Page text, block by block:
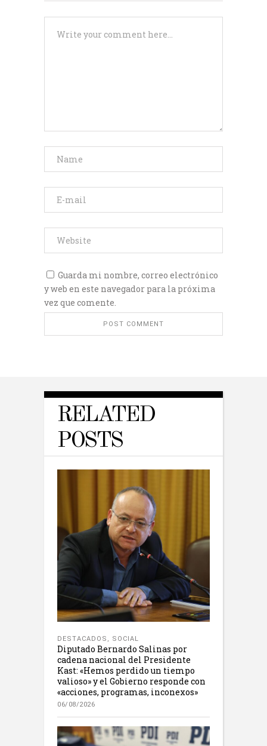
Guarda mi nombre, correo electrónico
y web en este navegador para la próxima
vez que comente.
RELATED
POSTS
DESTACADOS , SOCIAL
Diputado Bernardo Salinas por
cadena nacional del Presidente
Kast: «Hemos perdido un tiempo
valioso» y el Gobierno responde con
«acciones, programas, inconexos»
06/08/2026